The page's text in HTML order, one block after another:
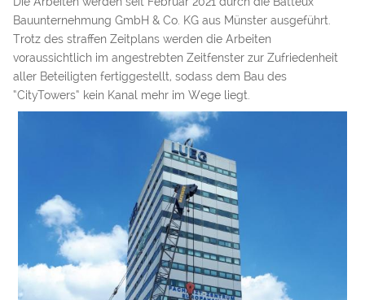
Bauunternehmung GmbH & Co. KG aus Münster ausgeführt.
Trotz des straffen Zeitplans werden die Arbeiten
voraussichtlich im angestrebten Zeitfenster zur Zufriedenheit
aller Beteiligten fertiggestellt, sodass dem Bau des
“CityTowers“ kein Kanal mehr im Wege liegt.